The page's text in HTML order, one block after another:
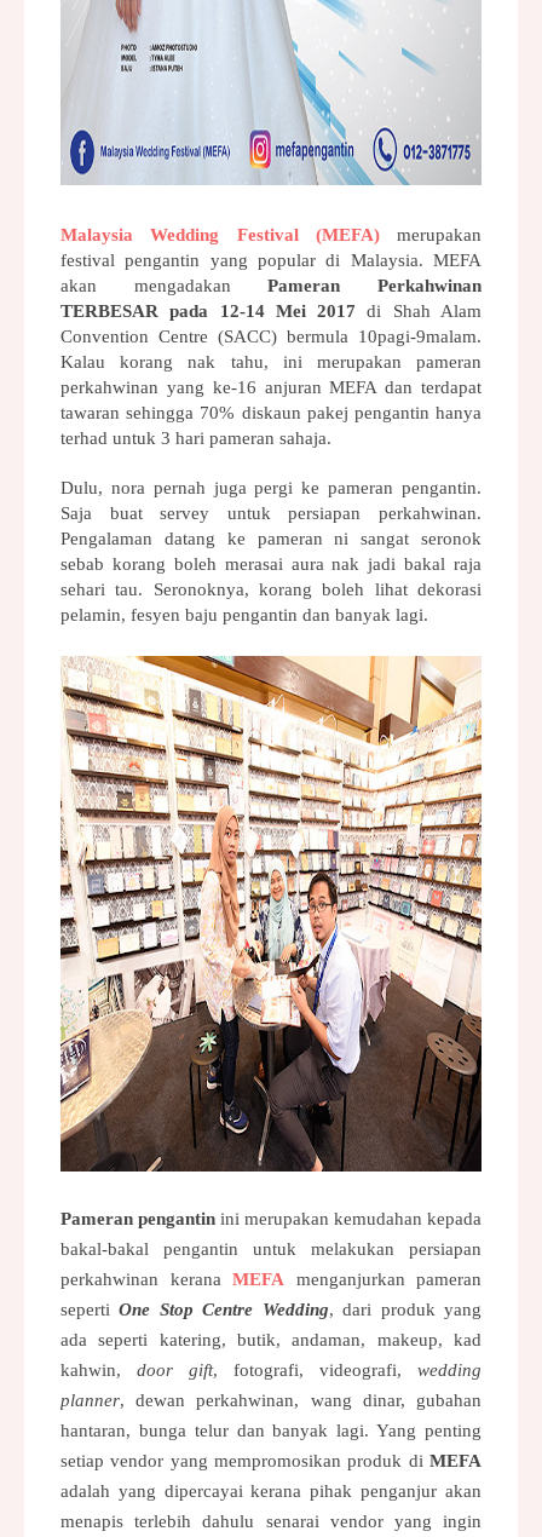
Malaysia Wedding Festival (MEFA)
merupakan
festival pengantin yang popular di Malaysia. MEFA
akan mengadakan Pameran Perkahwinan
TERBESAR pada 12-14 Mei 2017 di Shah Alam
Convention Centre (SACC) bermula 10pagi-9malam.
Kalau korang nak tahu, ini merupakan pameran
perkahwinan yang ke-16 anjuran MEFA dan terdapat
tawaran sehingga 70% diskaun pakej pengantin hanya
terhad untuk 3 hari pameran sahaja.
Dulu, nora pernah juga pergi ke pameran pengantin.
Saja buat servey untuk persiapan perkahwinan.
Pengalaman datang ke pameran ni sangat seronok
sebab korang boleh merasai aura nak jadi bakal raja
sehari tau. Seronoknya, korang boleh lihat dekorasi
pelamin, fesyen baju pengantin dan banyak lagi.
Pameran pengantin ini merupakan kemudahan kepada
bakal-bakal pengantin untuk melakukan persiapan
perkahwinan kerana
MEFA menganjurkan pameran
seperti One Stop Centre Wedding, dari produk yang
ada seperti katering, butik, andaman, makeup, kad
kahwin, door gift, fotografi, videografi, wedding
planner, dewan perkahwinan, wang dinar, gubahan
hantaran, bunga telur dan banyak lagi. Yang penting
setiap vendor yang mempromosikan produk di MEFA
adalah yang dipercayai kerana pihak penganjur akan
menapis terlebih dahulu senarai vendor yang ingin